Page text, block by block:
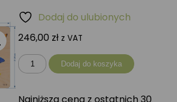
246,00 zł z VAT
ilość
Układanka
Dodaj do koszyka
Dodaj do ulubionych
Najniższa cena z ostatnich 30